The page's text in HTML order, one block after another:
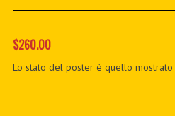
$260.00
Lo stato del poster è quello mostrato